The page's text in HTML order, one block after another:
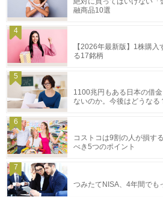
融商品10選
4
【2026年最新版】1株購
る17銘柄
5
1100兆円もある日本の借
ないのか。今後はどうなる
6
コストコは9割の人が損す
べき5つのポイント
7
つみたてNISA、4年間でも